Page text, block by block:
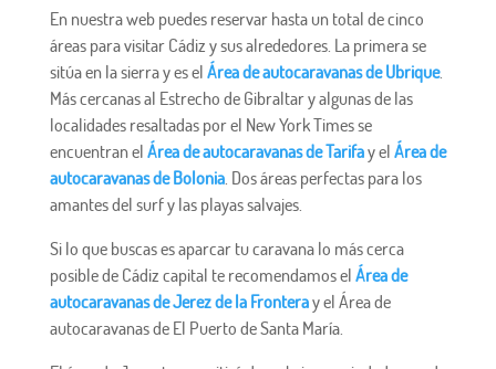
En nuestra web puedes reservar hasta un total de cinco
áreas para visitar Cádiz y sus alrededores. La primera se
sitúa en la sierra y es el Área de autocaravanas de Ubrique.
Más cercanas al Estrecho de Gibraltar y algunas de las
localidades resaltadas por el New York Times se
encuentran el Área de autocaravanas de Tarifay el Área de
autocaravanas de Bolonia. Dos áreas perfectas para los
amantes del surf y las playas salvajes.
Si lo que buscas es aparcar tu caravana lo más cerca
posible de Cádiz capital te recomendamos el Área de
autocaravanas de Jerez de la Fronteray el Área de
autocaravanas de El Puerto de Santa María.